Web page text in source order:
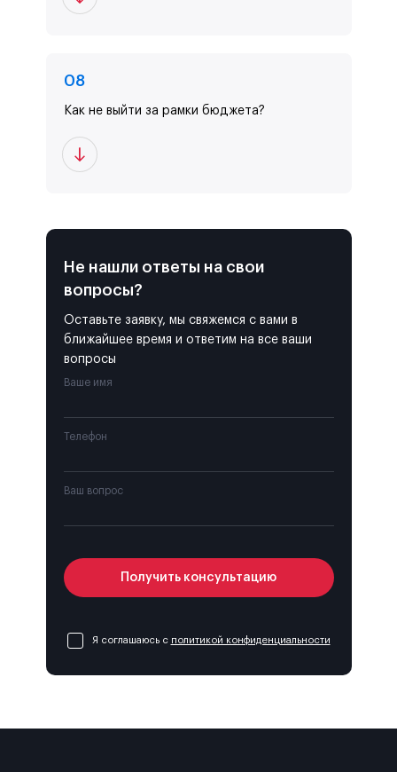
08
Как не выйти за рамки бюджета?
Не нашли ответы на свои
вопросы?
Оставьте заявку, мы свяжемся с вами в
ближайшее время и ответим на все ваши
вопросы
Ваше имя
Телефон
Ваш вопрос
Получить консультацию
Я соглашаюсь с политикой конфиденциальности